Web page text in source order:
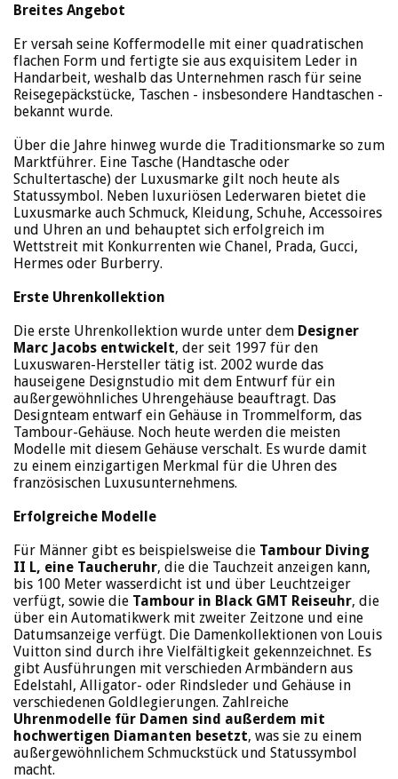
Breites Angebot
Er versah seine Koffermodelle mit einer quadratischen
flachen Form und fertigte sie aus exquisitem Leder in
Handarbeit, weshalb das Unternehmen rasch für seine
Reisegepäckstücke, Taschen - insbesondere Handtaschen -
bekannt wurde.
Über die Jahre hinweg wurde die Traditionsmarke so zum
Marktführer. Eine Tasche (Handtasche oder
Schultertasche) der Luxusmarke gilt noch heute als
Statussymbol. Neben luxuriösen Lederwaren bietet die
Luxusmarke auch Schmuck, Kleidung, Schuhe, Accessoires
und Uhren an und behauptet sich erfolgreich im
Wettstreit mit Konkurrenten wie Chanel, Prada, Gucci,
Hermes oder Burberry.
Erste Uhrenkollektion
Die erste Uhrenkollektion wurde unter dem Designer
Marc Jacobs entwickelt, der seit 1997 für den
Luxuswaren-Hersteller tätig ist. 2002 wurde das
hauseigene Designstudio mit dem Entwurf für ein
außergewöhnliches Uhrengehäuse beauftragt. Das
Designteam entwarf ein Gehäuse in Trommelform, das
Tambour-Gehäuse. Noch heute werden die meisten
Modelle mit diesem Gehäuse verschalt. Es wurde damit
zu einem einzigartigen Merkmal für die Uhren des
französischen Luxusunternehmens.
Erfolgreiche Modelle
Für Männer gibt es beispielsweise die Tambour Diving
II L, eine Taucheruhr, die die Tauchzeit anzeigen kann,
bis 100 Meter wasserdicht ist und über Leuchtzeiger
verfügt, sowie die Tambour in Black GMT Reiseuhr, die
über ein Automatikwerk mit zweiter Zeitzone und eine
Datumsanzeige verfügt. Die Damenkollektionen von Louis
Vuitton sind durch ihre Vielfältigkeit gekennzeichnet. Es
gibt Ausführungen mit verschieden Armbändern aus
Edelstahl, Alligator- oder Rindsleder und Gehäuse in
verschiedenen Goldlegierungen. Zahlreiche
Uhrenmodelle für Damen sind außerdem mit
hochwertigen Diamanten besetzt, was sie zu einem
außergewöhnlichem Schmuckstück und Statussymbol
macht.